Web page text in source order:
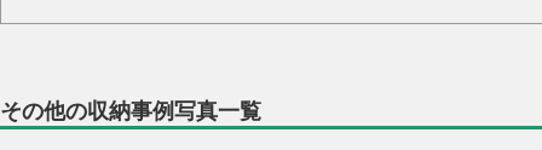
その他の収納事例写真一覧